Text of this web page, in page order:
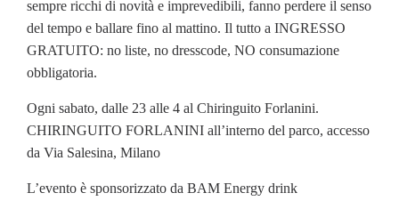
sempre ricchi di novità e imprevedibili, fanno perdere il senso
del tempo e ballare fino al mattino. Il tutto a INGRESSO
GRATUITO: no liste, no dresscode, NO consumazione
obbligatoria.
Ogni sabato, dalle 23 alle 4 al Chiringuito Forlanini.
CHIRINGUITO FORLANINI all’interno del parco, accesso
da Via Salesina, Milano
L’evento è sponsorizzato da BAM Energy drink